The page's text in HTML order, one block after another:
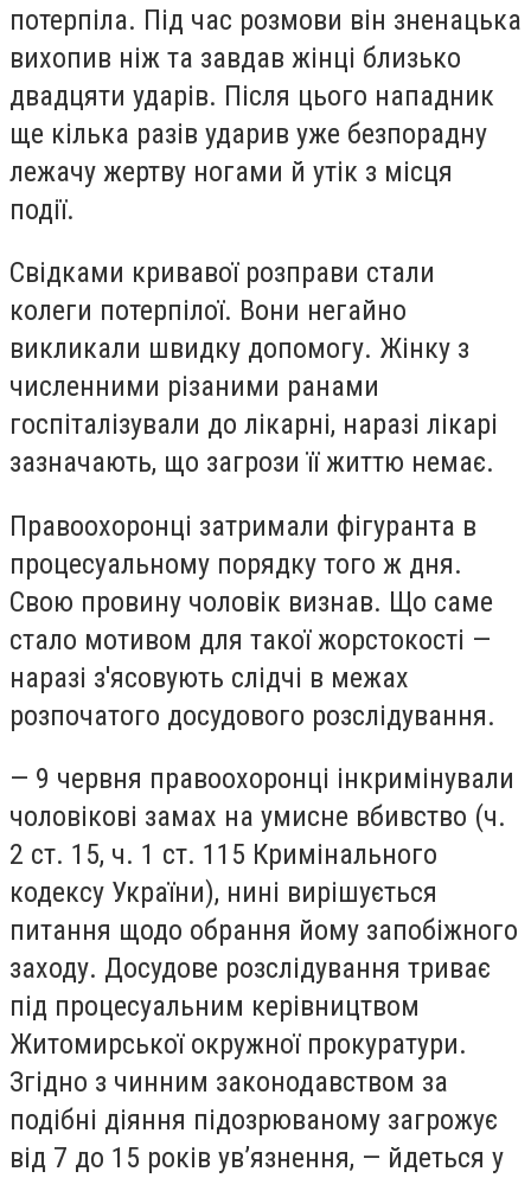
потерпіла. Під час розмови він зненацька
вихопив ніж та завдав жінці близько
двадцяти ударів. Після цього нападник
ще кілька разів ударив уже безпорадну
лежачу жертву ногами й утік з місця
події.
Свідками кривавої розправи стали
колеги потерпілої. Вони негайно
викликали швидку допомогу. Жінку з
численними різаними ранами
госпіталізували до лікарні, наразі лікарі
зазначають, що загрози її життю немає.
Правоохоронці затримали фігуранта в
процесуальному порядку того ж дня.
Свою провину чоловік визнав. Що саме
стало мотивом для такої жорстокості —
наразі з'ясовують слідчі в межах
розпочатого досудового розслідування.
— 9 червня правоохоронці інкримінували
чоловікові замах на умисне вбивство (ч.
2 ст. 15, ч. 1 ст. 115 Кримінального
кодексу України), нині вирішується
питання щодо обрання йому запобіжного
заходу. Досудове розслідування триває
під процесуальним керівництвом
Житомирської окружної прокуратури.
Згідно з чинним законодавством за
подібні діяння підозрюваному загрожує
від 7 до 15 років ув’язнення, — йдеться у